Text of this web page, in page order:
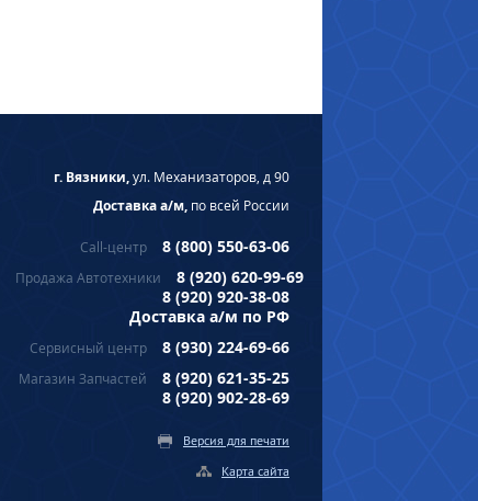
г. Вязники,ул. Механизаторов, д 90
Доставка а/м, по всей России
Call-центр 8 (800) 550-63-06
Продажа Автотехники
8 (920) 620-99-69
8 (920) 920-38-08
Доставка а/м по РФ
Сервисный центр 8 (930) 224-69-66
Магазин Запчастей
8 (920) 621-35-25
8 (920) 902-28-69
Версия для печати
Карта сайта